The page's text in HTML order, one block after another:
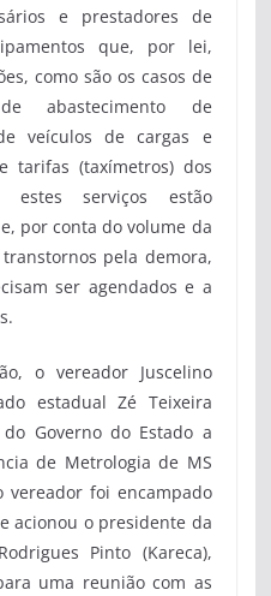
e prestadores de
que, por lei,
como são os casos de
abastecimento de
veículos de cargas e
tarifas (taxímetros) dos
serviços estão
por conta do volume da
pela demora,
ser agendados e a
o vereador Juscelino
estadual Zé Teixeira
Governo do Estado a
de Metrologia de MS
vereador foi encampado
acionou o presidente da
Pinto (Kareca),
uma reunião com as